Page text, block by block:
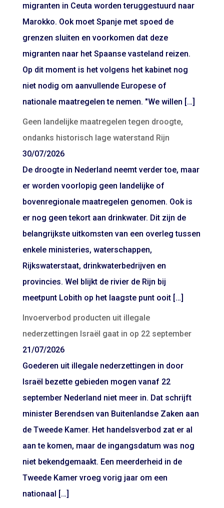
migranten in Ceuta worden teruggestuurd naar
Marokko. Ook moet Spanje met spoed de
grenzen sluiten en voorkomen dat deze
migranten naar het Spaanse vasteland reizen.
Op dit moment is het volgens het kabinet nog
niet nodig om aanvullende Europese of
nationale maatregelen te nemen. "We willen […]
Geen landelijke maatregelen tegen droogte,
ondanks historisch lage waterstand Rijn
30/07/2026
De droogte in Nederland neemt verder toe, maar
er worden voorlopig geen landelijke of
bovenregionale maatregelen genomen. Ook is
er nog geen tekort aan drinkwater. Dit zijn de
belangrijkste uitkomsten van een overleg tussen
enkele ministeries, waterschappen,
Rijkswaterstaat, drinkwaterbedrijven en
provincies. Wel blijkt de rivier de Rijn bij
meetpunt Lobith op het laagste punt ooit […]
Invoerverbod producten uit illegale
nederzettingen Israël gaat in op 22 september
21/07/2026
Goederen uit illegale nederzettingen in door
Israël bezette gebieden mogen vanaf 22
september Nederland niet meer in. Dat schrijft
minister Berendsen van Buitenlandse Zaken aan
de Tweede Kamer. Het handelsverbod zat er al
aan te komen, maar de ingangsdatum was nog
niet bekendgemaakt. Een meerderheid in de
Tweede Kamer vroeg vorig jaar om een
nationaal […]